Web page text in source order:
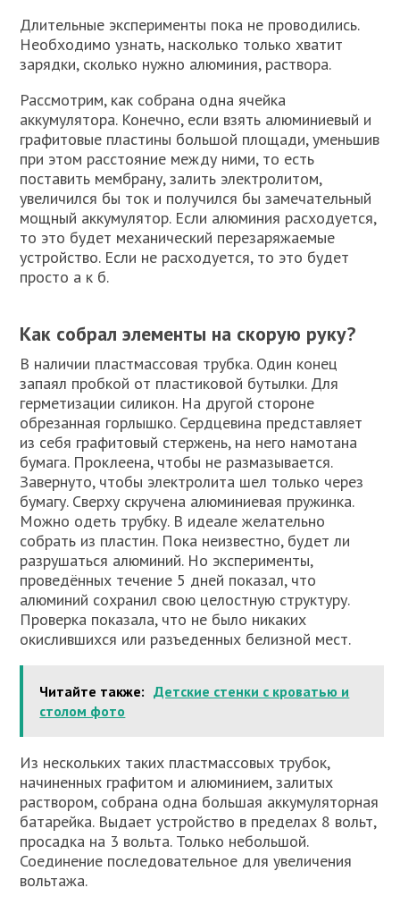
Длительные эксперименты пока не проводились.
Необходимо узнать, насколько только хватит
зарядки, сколько нужно алюминия, раствора.
Рассмотрим, как собрана одна ячейка
аккумулятора. Конечно, если взять алюминиевый и
графитовые пластины большой площади, уменьшив
при этом расстояние между ними, то есть
поставить мембрану, залить электролитом,
увеличился бы ток и получился бы замечательный
мощный аккумулятор. Если алюминия расходуется,
то это будет механический перезаряжаемые
устройство. Если не расходуется, то это будет
просто а к б.
Как собрал элементы на скорую руку?
В наличии пластмассовая трубка. Один конец
запаял пробкой от пластиковой бутылки. Для
герметизации силикон. На другой стороне
обрезанная горлышко. Сердцевина представляет
из себя графитовый стержень, на него намотана
бумага. Проклеена, чтобы не размазывается.
Завернуто, чтобы электролита шел только через
бумагу. Сверху скручена алюминиевая пружинка.
Можно одеть трубку. В идеале желательно
собрать из пластин. Пока неизвестно, будет ли
разрушаться алюминий. Но эксперименты,
проведённых течение 5 дней показал, что
алюминий сохранил свою целостную структуру.
Проверка показала, что не было никаких
окислившихся или разъеденных белизной мест.
Читайте также: Детские стенки с кроватью и
столом фото
Из нескольких таких пластмассовых трубок,
начиненных графитом и алюминием, залитых
раствором, собрана одна большая аккумуляторная
батарейка. Выдает устройство в пределах 8 вольт,
просадка на 3 вольта. Только небольшой.
Соединение последовательное для увеличения
вольтажа.